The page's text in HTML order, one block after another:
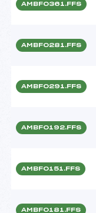
AMBF0361.FFS
AMBF0281.FFS
AMBF0291.FFS
AMBF0192.FFS
AMBF0151.FFS
AMBF0181.FFS